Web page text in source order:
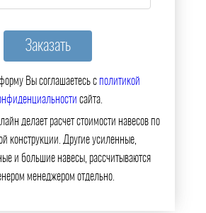
Вы соглашаетесь сполитикой
сайта.
делает расчет стоимости навесов по
конструкции. Другие усиленные,
и большие навесы, рассчитываются
менеджером отдельно.